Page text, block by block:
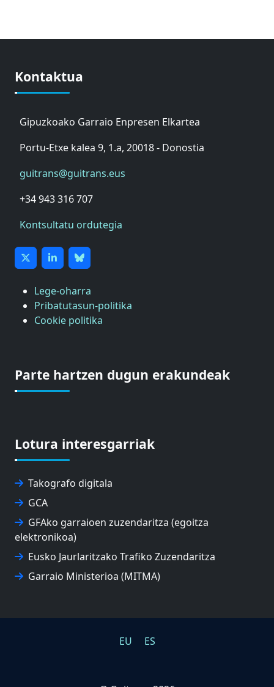
Kontaktua
Gipuzkoako Garraio Enpresen Elkartea
Portu-Etxe kalea 9, 1.a, 20018 - Donostia
guitrans@guitrans.eus
+34 943 316 707
Kontsultatu ordutegia
Lege-oharra
Pribatutasun-politika
Cookie politika
Parte hartzen dugun erakundeak
Lotura interesgarriak
Takografo digitala
GCA
GFAko garraioen zuzendaritza (egoitza
elektronikoa)
Eusko Jaurlaritzako Trafiko Zuzendaritza
Garraio Ministerioa (MITMA)
EU ES